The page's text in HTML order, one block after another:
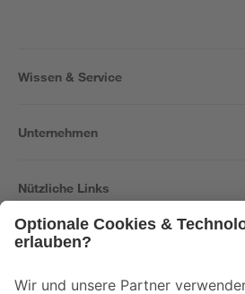
Wissen & Service
Unternehmen
Nützliche Links
Der toom Newsletter: Keine Angebote und